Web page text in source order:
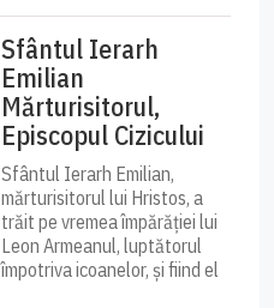
Sfântul Ierarh
Emilian
Mărturisitorul,
Episcopul Cizicului
Sfântul Ierarh Emilian,
mărturisitorul lui Hristos, a
trăit pe vremea împărăției lui
Leon Armeanul, luptătorul
împotriva icoanelor, și fiind el